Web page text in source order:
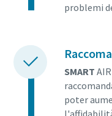
problemi
SMART
poter